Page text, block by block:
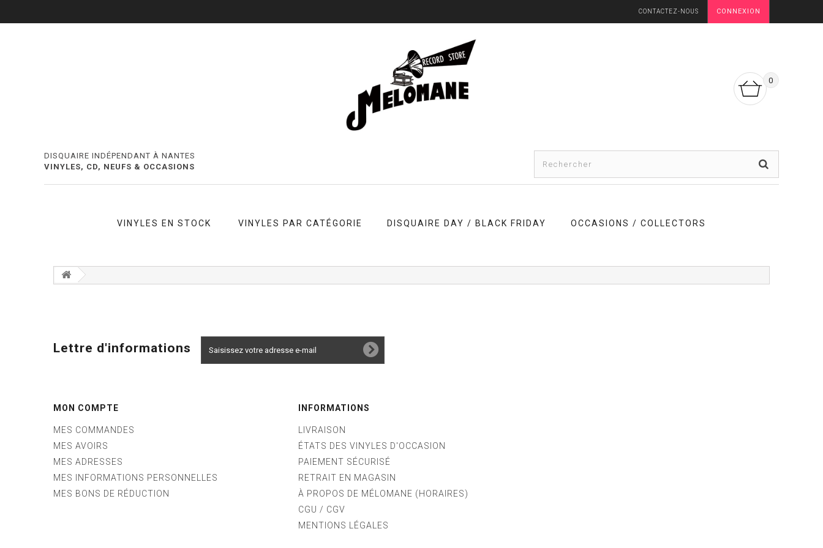
CONNEXION
CONTACTEZ-NOUS
0
DISQUAIRE INDÉPENDANT À NANTES
VINYLES, CD, NEUFS & OCCASIONS
VINYLES EN STOCK VINYLES PAR CATÉGORIE DISQUAIRE DAY / BLACK FRIDAY OCCASIONS / COLLECTORS
Lettre d'informations
MON COMPTE
MES COMMANDES
MES AVOIRS
MES ADRESSES
MES INFORMATIONS PERSONNELLES
MES BONS DE RÉDUCTION
INFORMATIONS
LIVRAISON
ÉTATS DES VINYLES D'OCCASION
PAIEMENT SÉCURISÉ
RETRAIT EN MAGASIN
À PROPOS DE MÉLOMANE (HORAIRES)
CGU / CGV
MENTIONS LÉGALES